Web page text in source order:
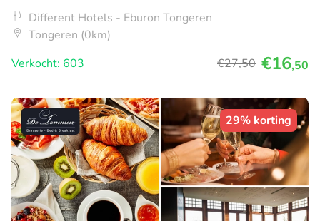
Different Hotels - Eburon Tongeren
Tongeren (0km)
Verkocht: 603
€27,50 €16,50
29% korting